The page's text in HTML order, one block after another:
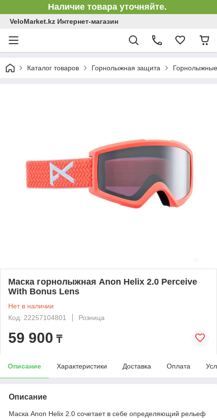
Наличие товара уточняйте.
VeloMarket.kz Интернет-магазин
Каталог товаров Горнолыжная защита
Маска горнолыжная Anon Helix 2.0 Perceive
With Bonus Lens
Нет в наличии
Код: 22257104801
Розница
59 900 ₸
Описание Характеристики Доставка Оплата
Описание
Маска Anon Helix 2.0 сочетает в себе определяющий рельеф